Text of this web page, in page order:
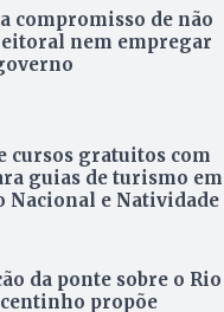
compromisso de não
nem empregar
cursos gratuitos com
guias de turismo em
Nacional e Natividade
da ponte sobre o Rio
propõe